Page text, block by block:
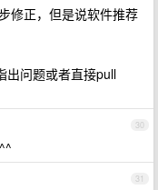
修正，但是说软件推荐
出问题或者直接pull
30
31